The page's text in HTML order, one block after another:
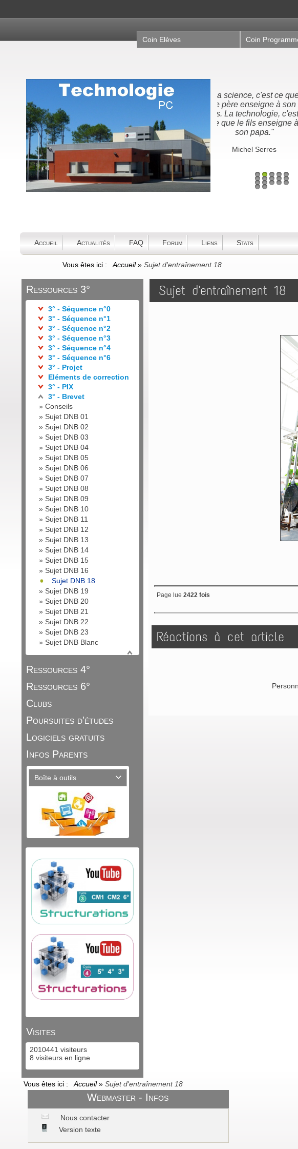
Coin Elèves Coin
"Nous n'héritons pas
la terre de nos
nous l'empruntons à
enfants"
Antoine de St-Exupéry
1 2 3 4 5
6 7 8 9 10
11 12
Accueil Actualités FAQ Forum Liens Stats
Vous êtes ici : Accueil» Sujet d'entraînement 18
Ressources 3°
3° - Séquence n°0
3° - Séquence n°1
3° - Séquence n°2
3° - Séquence n°3
3° - Séquence n°4
3° - Séquence n°6
3° - Projet
Eléments de correction
3° - PIX
3° - Brevet
» Conseils
» Sujet DNB 01
» Sujet DNB 02
» Sujet DNB 03
» Sujet DNB 04
» Sujet DNB 05
» Sujet DNB 06
» Sujet DNB 07
» Sujet DNB 08
» Sujet DNB 09
» Sujet DNB 10
» Sujet DNB 11
» Sujet DNB 12
» Sujet DNB 13
» Sujet DNB 14
» Sujet DNB 15
» Sujet DNB 16
Sujet DNB 18
» Sujet DNB 19
» Sujet DNB 20
» Sujet DNB 21
» Sujet DNB 22
» Sujet DNB 23
» Sujet DNB Blanc
Ressources 4°
Ressources 6°
Clubs
Poursuites d'études
Logiciels gratuits
Infos Parents
Boîte à outils 
Visites
2010441 visiteurs
8 visiteurs en ligne
Sujet d'entraînement 18
Page lue 2422 fois
Réactions à cet article
Vous êtes ici : Accueil» Sujet d'entraînement 18
Webmaster - Infos
Nous contacter
Version texte